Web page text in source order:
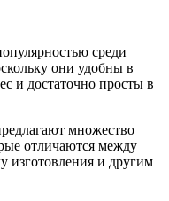
среди
они удобны в
и достаточно просты в
множество
отличаются между
изготовления и другим